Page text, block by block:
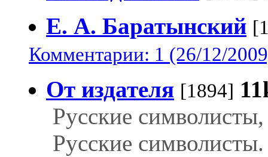
Е. А. Баратынский
Комментарии: 1 (26/12/
От издателя [1894]
Русские
Русские